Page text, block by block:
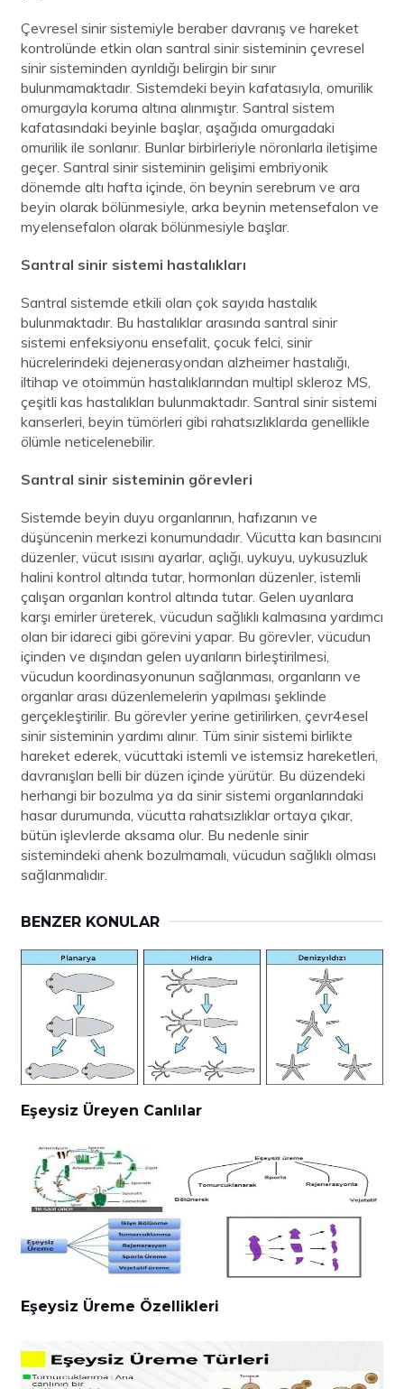
Çevresel sinir sistemiyle beraber davranış ve hareket
kontrolünde etkin olan santral sinir sisteminin çevresel
sinir sisteminden ayrıldığı belirgin bir sınır
bulunmamaktadır. Sistemdeki beyin kafatasıyla, omurilik
omurgayla koruma altına alınmıştır. Santral sistem
kafatasındaki beyinle başlar, aşağıda omurgadaki
omurilik ile sonlanır. Bunlar birbirleriyle nöronlarla iletişime
geçer. Santral sinir sisteminin gelişimi embriyonik
dönemde altı hafta içinde, ön beynin serebrum ve ara
beyin olarak bölünmesiyle, arka beynin metensefalon ve
myelensefalon olarak bölünmesiyle başlar.
Santral sinir sistemi hastalıkları
Santral sistemde etkili olan çok sayıda hastalık
bulunmaktadır. Bu hastalıklar arasında santral sinir
sistemi enfeksiyonu ensefalit, çocuk felci, sinir
hücrelerindeki dejenerasyondan alzheimer hastalığı,
iltihap ve otoimmün hastalıklarından multipl skleroz MS,
çeşitli kas hastalıkları bulunmaktadır. Santral sinir sistemi
kanserleri, beyin tümörleri gibi rahatsızlıklarda genellikle
ölümle neticelenebilir.
Santral sinir sisteminin görevleri
Sistemde beyin duyu organlarının, hafızanın ve
düşüncenin merkezi konumundadır. Vücutta kan basıncını
düzenler, vücut ısısını ayarlar, açlığı, uykuyu, uykusuzluk
halini kontrol altında tutar, hormonları düzenler, istemli
çalışan organları kontrol altında tutar. Gelen uyarılara
karşı emirler üreterek, vücudun sağlıklı kalmasına yardımcı
olan bir idareci gibi görevini yapar. Bu görevler, vücudun
içinden ve dışından gelen uyarıların birleştirilmesi,
vücudun koordinasyonunun sağlanması, organların ve
organlar arası düzenlemelerin yapılması şeklinde
gerçekleştirilir. Bu görevler yerine getirilirken, çevr4esel
sinir sisteminin yardımı alınır. Tüm sinir sistemi birlikte
hareket ederek, vücuttaki istemli ve istemsiz hareketleri,
davranışları belli bir düzen içinde yürütür. Bu düzendeki
herhangi bir bozulma ya da sinir sistemi organlarındaki
hasar durumunda, vücutta rahatsızlıklar ortaya çıkar,
bütün işlevlerde aksama olur. Bu nedenle sinir
sistemindeki ahenk bozulmamalı, vücudun sağlıklı olması
sağlanmalıdır.
BENZER KONULAR
Eşeysiz Üreyen Canlılar
Eşeysiz Üreme Özellikleri